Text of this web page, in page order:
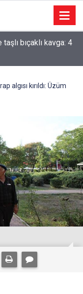
ve Araştırma
aldık
algısı kırıldı: Üzüm